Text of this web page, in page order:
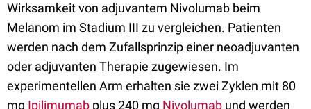
Wirksamkeit von adjuvantem Nivolumab beim
Melanom im Stadium III zu vergleichen. Patienten
werden nach dem Zufallsprinzip einer neoadjuvanten
oder adjuvanten Therapie zugewiesen. Im
experimentellen Arm erhalten sie zwei Zyklen mit 80
mg Ipilimumab plus 240 mg Nivolumab und werden